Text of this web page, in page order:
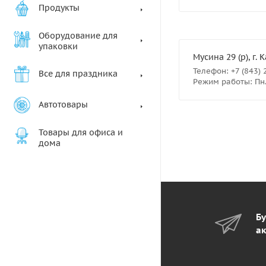
Продукты
Оборудование для
упаковки
Все для праздника
Автотовары
Товары для офиса и
дома
Мусина 29 (р), г.
Телефон: +7 (843)
Режим работы: